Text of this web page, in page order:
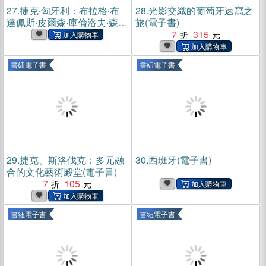
27.捷克‧匈牙利：布拉格‧布
達佩斯‧皮爾森‧庫倫洛夫‧森檀
德(電子書)
28.光影交織的葡萄牙速寫之
旅(電子書)
7
315
書紐電子書
29.捷克、斯洛伐克：多元融
合的文化藝術殿堂(電子書)
7
105
書紐電子書
30.西班牙(電子書)
書紐電子書 書紐電子書